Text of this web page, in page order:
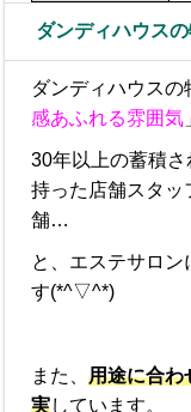
ダンディハウス
ダンディハウス
感あふれる雰囲気
30年以上の蓄積
持った店舗スタッ
舗…
と、 エステサロン
す(*^▽^*)
また、用途に合わ
実しています。